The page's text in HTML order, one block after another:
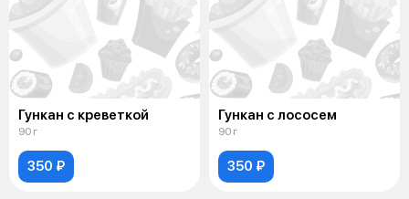
Гункан с креветкой
90 г
350 ₽
Гункан с лососем
90 г
350 ₽